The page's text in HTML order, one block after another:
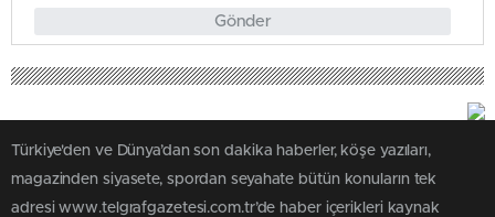
Gönder
Türkiye'den ve Dünya’dan son dakika haberler, köşe yazıları,
magazinden siyasete, spordan seyahate bütün konuların tek
adresi www.telgrafgazetesi.com.tr’de haber içerikleri kaynak